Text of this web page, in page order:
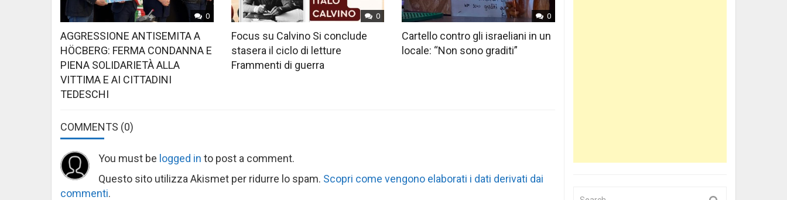
0
AGGRESSIONE ANTISEMITA A
HÖCBERG: FERMA CONDANNA E
PIENA SOLIDARIETÀ ALLA
VITTIMA E AI CITTADINI
TEDESCHI
0
Focus su Calvino Si conclude
stasera il ciclo di letture
Frammenti di guerra
0
Cartello contro gli israeliani in un
locale: “Non sono graditi”
COMMENTS (0)
You must be logged in to post a comment.
Questo sito utilizza Akismet per ridurre lo spam. Scopri come vengono elaborati i dati derivati dai
commenti.